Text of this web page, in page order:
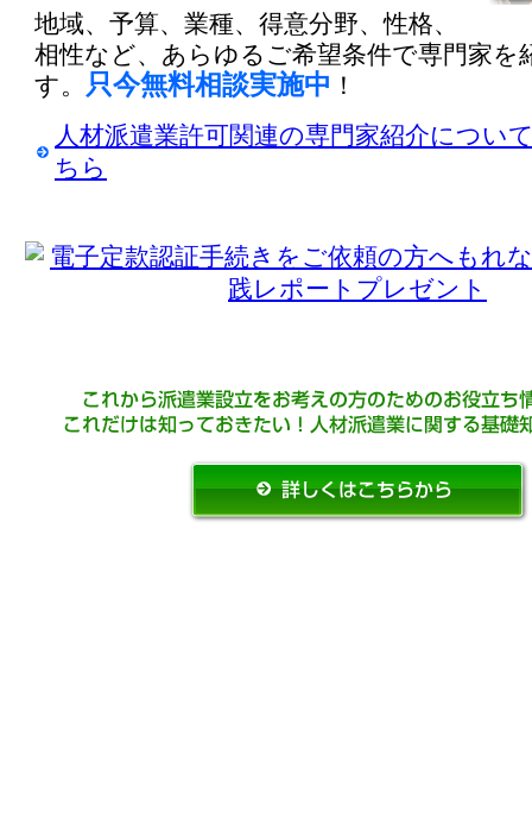
地域、予算、業種、得意分野、性格、
相性など、あらゆるご希望条件で専門家を
す。 只今無料相談実施中 ！
人材派遣業許可関連の専門家紹介につい
ちら